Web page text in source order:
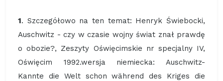
1. Szczegółowo na ten temat: Henryk Świebocki,
Auschwitz - czy w czasie wojny świat znał prawdę
o obozie?, Zeszyty Oświęcimskie nr specjalny IV,
Oświęcim 1992.wersja niemiecka: Auschwitz-
Kannte die Welt schon während des Kriges die